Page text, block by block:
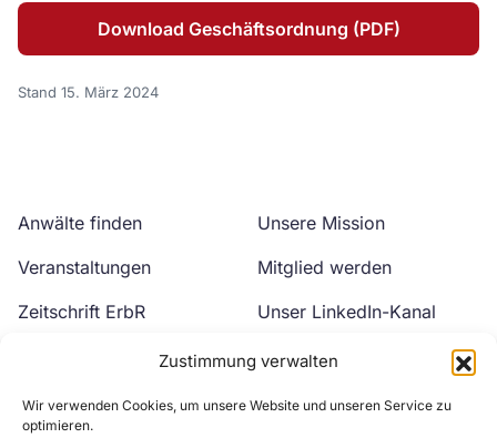
Zustimmung verwalten
Wir verwenden Cookies, um unsere Website und unseren Service zu
optimieren.
Download Geschäftsordnung (PDF)
Stand 15. März 2024
Anwälte finden
Veranstaltungen
Zeitschrift ErbR
Unsere Mission
Mitglied werden
Unser LinkedIn-Kanal
Unser YouTube-Kanal